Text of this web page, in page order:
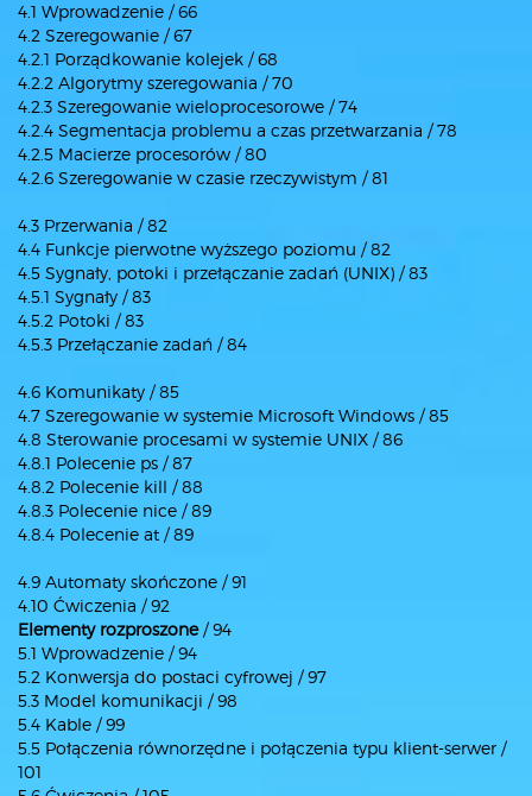
4.1 Wprowadzenie / 66
4.2 Szeregowanie / 67
4.2.1 Porządkowanie kolejek / 68
4.2.2 Algorytmy szeregowania / 70
4.2.3 Szeregowanie wieloprocesorowe / 74
4.2.4 Segmentacja problemu a czas przetwarzania / 78
4.2.5 Macierze procesorów / 80
4.2.6 Szeregowanie w czasie rzeczywistym / 81
4.3 Przerwania / 82
4.4 Funkcje pierwotne wyższego poziomu / 82
4.5 Sygnały, potoki i przełączanie zadań (UNIX) / 83
4.5.1 Sygnały / 83
4.5.2 Potoki / 83
4.5.3 Przełączanie zadań / 84
4.6 Komunikaty / 85
4.7 Szeregowanie w systemie Microsoft Windows / 85
4.8 Sterowanie procesami w systemie UNIX / 86
4.8.1 Polecenie ps / 87
4.8.2 Polecenie kill / 88
4.8.3 Polecenie nice / 89
4.8.4 Polecenie at / 89
4.9 Automaty skończone / 91
4.10 Ćwiczenia / 92
Elementy rozproszone/ 94
5.1 Wprowadzenie / 94
5.2 Konwersja do postaci cyfrowej / 97
5.3 Model komunikacji / 98
5.4 Kable / 99
5.5 Połączenia równorzędne i połączenia typu klient-serwer /
101